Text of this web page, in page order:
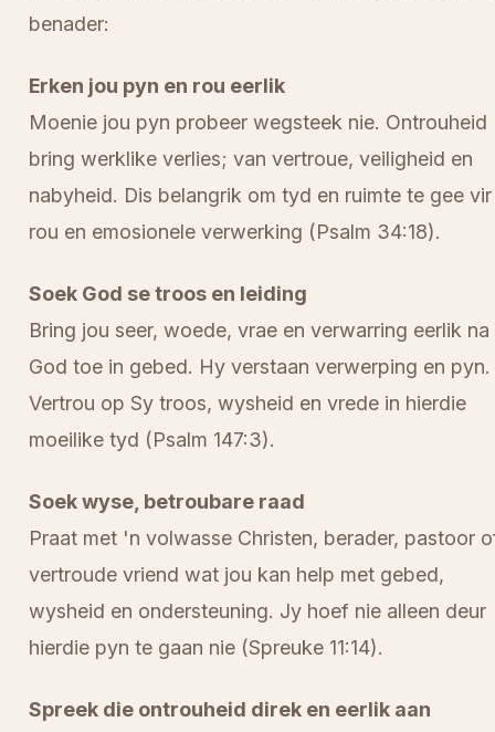
benader:
Erken jou pyn en rou eerlik
Moenie jou pyn probeer wegsteek nie. Ontrouheid
bring werklike verlies; van vertroue, veiligheid en
nabyheid. Dis belangrik om tyd en ruimte te gee vir
rou en emosionele verwerking (Psalm 34:18).
Soek God se troos en leiding
Bring jou seer, woede, vrae en verwarring eerlik na
God toe in gebed. Hy verstaan verwerping en pyn.
Vertrou op Sy troos, wysheid en vrede in hierdie
moeilike tyd (Psalm 147:3).
Soek wyse, betroubare raad
Praat met 'n volwasse Christen, berader, pastoor
vertroude vriend wat jou kan help met gebed,
wysheid en ondersteuning. Jy hoef nie alleen deur
hierdie pyn te gaan nie (Spreuke 11:14).
Spreek die ontrouheid direk en eerlik aan